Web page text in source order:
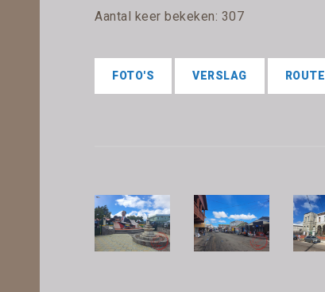
Aantal keer bekeken: 307
FOTO'S VERSLAG ROUTE